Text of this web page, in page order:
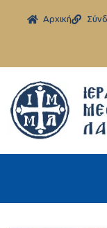
Aρχική